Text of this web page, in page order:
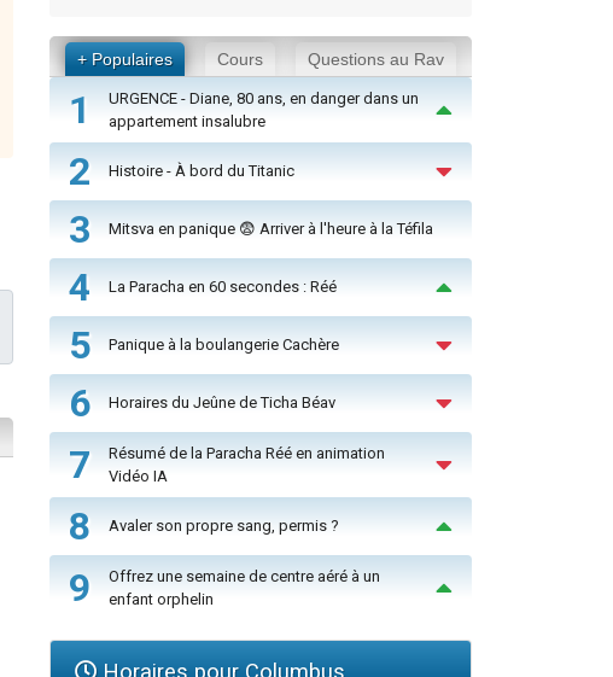
+ Populaires Cours Questions au Rav
1
URGENCE - Diane, 80 ans, en danger dans un
appartement insalubre
2 Histoire - À bord du Titanic
3 Mitsva en panique 😨 Arriver à l'heure à la Téfila
4 La Paracha en 60 secondes : Réé
5 Panique à la boulangerie Cachère
6 Horaires du Jeûne de Ticha Béav
7
Résumé de la Paracha Réé en animation
Vidéo IA
8 Avaler son propre sang, permis ?
9
Offrez une semaine de centre aéré à un
enfant orphelin
Horaires pour Columbus